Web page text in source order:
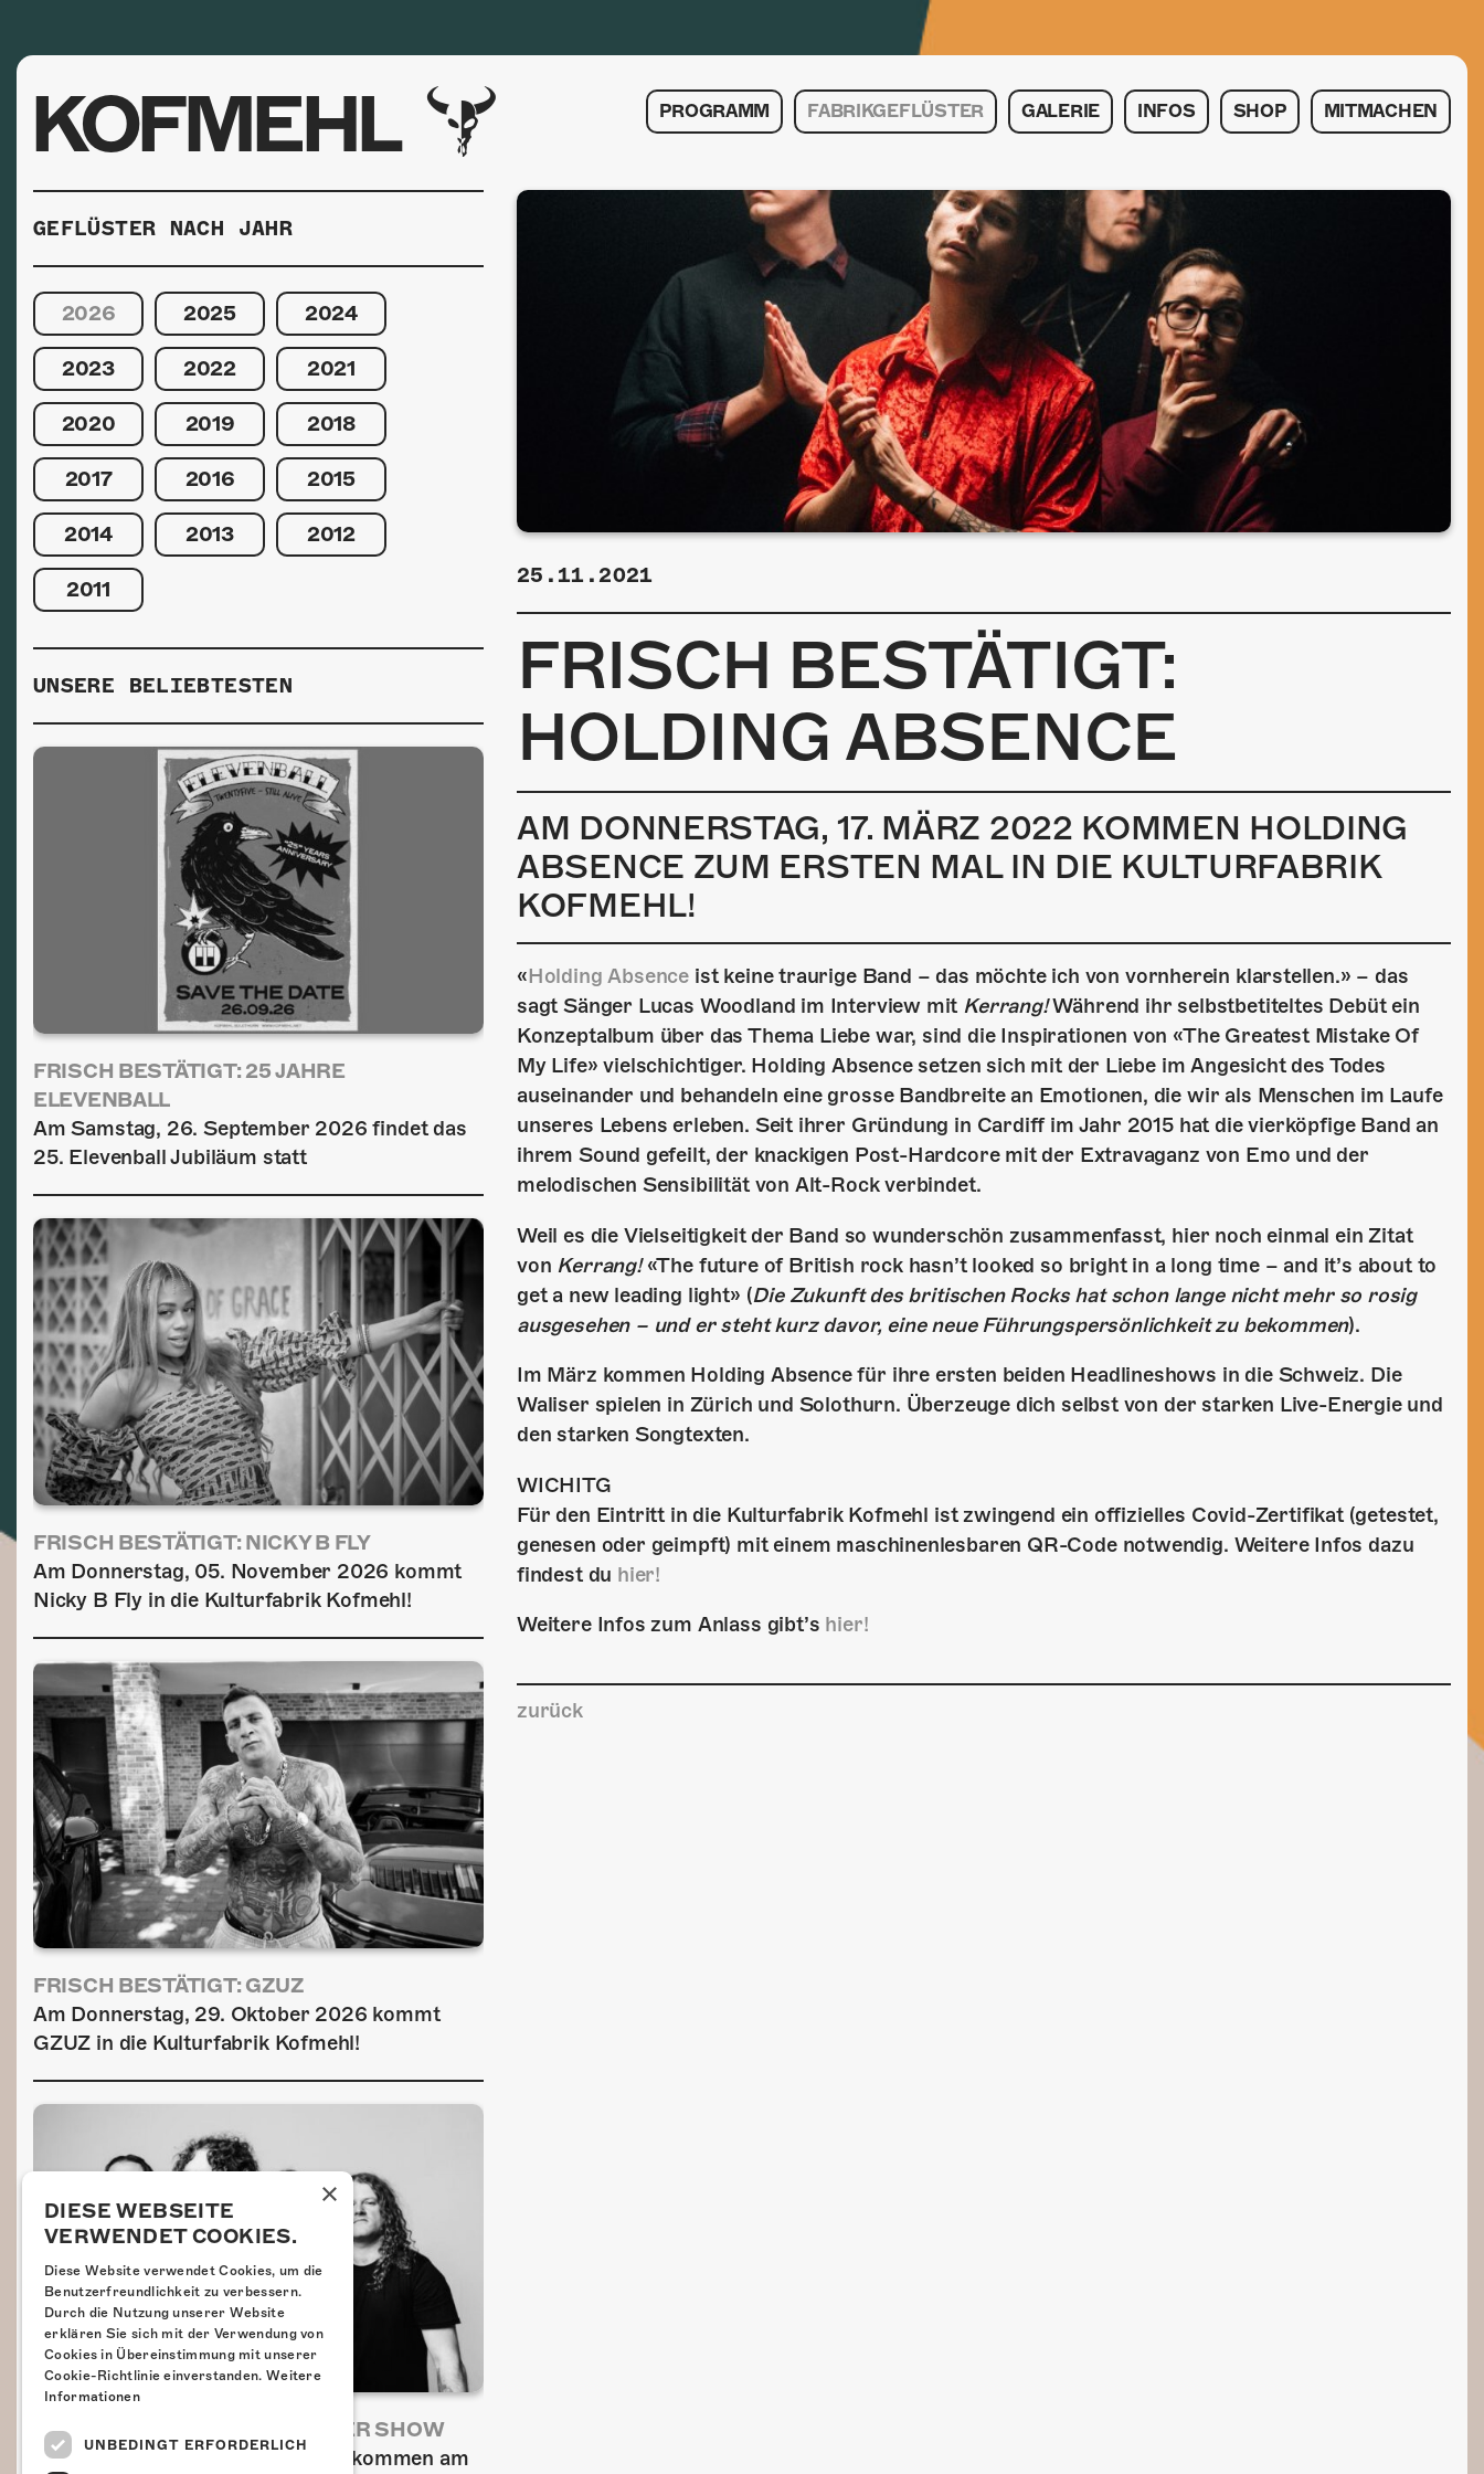
KOFMEHL PROGRAMM FABRIKGEFLÜSTER GALERIE INFOS SHOP MITMACHEN
25.11.2021
FRISCH BESTÄTIGT:
HOLDING ABSENCE
AM DONNERSTAG, 17. MÄRZ 2022 KOMMEN HOLDING
ABSENCE ZUM ERSTEN MAL IN DIE KULTURFABRIK
KOFMEHL!
«Holding Absence ist keine traurige Band – das möchte ich von vornherein klarstellen.» – das
sagt Sänger Lucas Woodland im Interview mit Kerrang!Während ihr selbstbetiteltes Debüt ein
Konzeptalbum über das Thema Liebe war, sind die Inspirationen von «The Greatest Mistake Of
My Life» vielschichtiger. Holding Absence setzen sich mit der Liebe im Angesicht des Todes
auseinander und behandeln eine grosse Bandbreite an Emotionen, die wir als Menschen im Laufe
unseres Lebens erleben. Seit ihrer Gründung in Cardiff im Jahr 2015 hat die vierköpfige Band an
ihrem Sound gefeilt, der knackigen Post-Hardcore mit der Extravaganz von Emo und der
melodischen Sensibilität von Alt-Rock verbindet.
Weil es die Vielseitigkeit der Band so wunderschön zusammenfasst, hier noch einmal ein Zitat
von Kerrang!«The future of British rock hasn’t looked so bright in a long time – and it’s about to
get a new leading light» (Die Zukunft des britischen Rocks hat schon lange nicht mehr so rosig
ausgesehen – und er steht kurz davor, eine neue Führungspersönlichkeit zu bekommen).
Im März kommen Holding Absence für ihre ersten beiden Headlineshows in die Schweiz. Die
Waliser spielen in Zürich und Solothurn. Überzeuge dich selbst von der starken Live-Energie und
den starken Songtexten.
WICHITG
Für den Eintritt in die Kulturfabrik Kofmehl ist zwingend ein offizielles Covid-Zertifikat (getestet,
genesen oder geimpft) mit einem maschinenlesbaren QR-Code notwendig. Weitere Infos dazu
findest du hier!
Weitere Infos zum Anlass gibt’s hier!
zurück
GEFLÜSTER NACH JAHR
2026 2025 2024
2023 2022 2021
2020 2019 2018
2017 2016 2015
2014 2013 2012
2011
UNSERE BELIEBTESTEN
FRISCH BESTÄTIGT: 25 JAHRE
ELEVENBALL
Am Samstag, 26. September 2026 findet das
25. Elevenball Jubiläum statt
FRISCH BESTÄTIGT: NICKY B FLY
Am Donnerstag, 05. November 2026 kommt
Nicky B Fly in die Kulturfabrik Kofmehl!
FRISCH BESTÄTIGT: GZUZ
Am Donnerstag, 29. Oktober 2026 kommt
GZUZ in die Kulturfabrik Kofmehl!
AIRBOURNE - SPECIAL SUMMER SHOW
Wow, das ist ein Ding! Airbourne kommen am
×
DIESE WEBSEITE
VERWENDET COOKIES.
Diese Website verwendet Cookies, um die
Benutzerfreundlichkeit zu verbessern.
Durch die Nutzung unserer Website
erklären Sie sich mit der Verwendung von
Cookies in Übereinstimmung mit unserer
Cookie-Richtlinie einverstanden. Weitere
Informationen
UNBEDINGT ERFORDERLICH